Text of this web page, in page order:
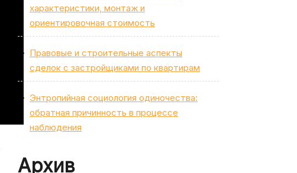
характеристики, монтаж и
ориентировочная стоимость
Правовые и строительные аспекты
сделок с застройщиками по квартирам
Энтропийная социология одиночества:
обратная причинность в процессе
наблюдения
Архив